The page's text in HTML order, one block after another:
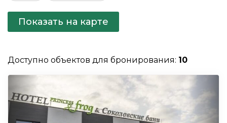
Показать на карте
Доступно объектов для бронирования: 10